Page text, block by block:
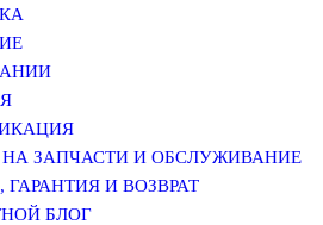
НА ЗАПЧАСТИ И ОБСЛУЖИВАНИЕ
ГАРАНТИЯ И ВОЗВРАТ
БЛОГ